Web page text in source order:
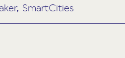
SmartCities